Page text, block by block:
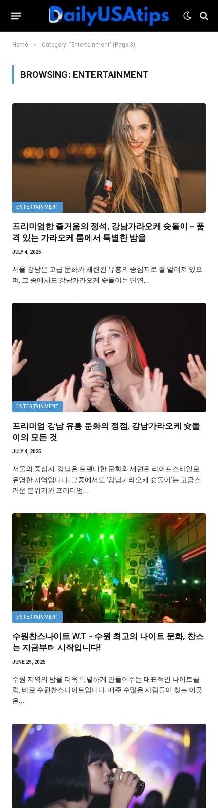
Home » Category: "Entertainment" (Page 3)
BROWSING: ENTERTAINMENT
ENTERTAINMENT
프리미엄한 즐거움의 정석, 강남가라오케 슛돌이 – 품
격 있는 가라오케 룸에서 특별한 밤을
JULY 4, 2025
서울 강남은 고급 문화와 세련된 유흥의 중심지로 잘 알려져 있으
며, 그 중에서도 강남가라오케 슛돌이는 단연…
ENTERTAINMENT
프리미엄 강남 유흥 문화의 정점, 강남가라오케 슛돌
이의 모든 것
JULY 4, 2025
서울의 중심지, 강남은 트렌디한 문화와 세련된 라이프스타일로
유명한 지역입니다. 그중에서도 ‘강남가라오케 슛돌이’는 고급스
러운 분위기와 프리미엄…
ENTERTAINMENT
수원찬스나이트 W.T – 수원 최고의 나이트 문화, 찬스
는 지금부터 시작입니다!
JUNE 29, 2025
수원 지역의 밤을 더욱 특별하게 만들어주는 대표적인 나이트클
럽, 바로 수원찬스나이트입니다. 매주 수많은 사람들이 찾는 이곳
은…